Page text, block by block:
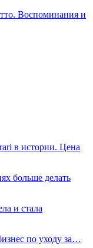
Воспоминания и
в истории. Цена
больше делать
и стала
по уходу за…